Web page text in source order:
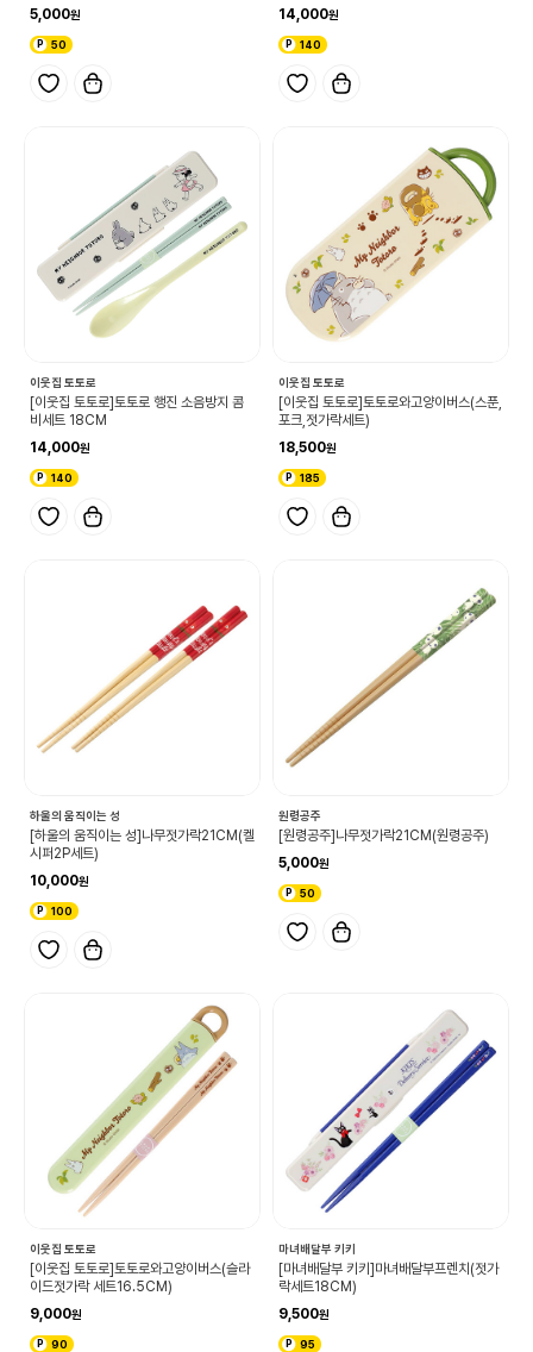
5,000
50
14,000
140
이웃집 토토로
[이웃집 토토로]토토로 행진 소음방지 콤
비세트 18CM
14,000
140
이웃집 토토로
[이웃집 토토로]토토로와고양이버스(스푼,
포크,젓가락세트)
18,500
185
하울의 움직이는 성
[하울의 움직이는 성]나무젓가락21CM(켈
시퍼2P세트)
10,000
100
원령공주
[원령공주]나무젓가락21CM(원령공주)
5,000
50
이웃집 토토로
[이웃집 토토로]토토로와고양이버스(슬라
이드젓가락 세트16.5CM)
9,000
90
마녀배달부 키키
[마녀배달부 키키]마녀배달부프렌치(젓가
락세트18CM)
9,500
95